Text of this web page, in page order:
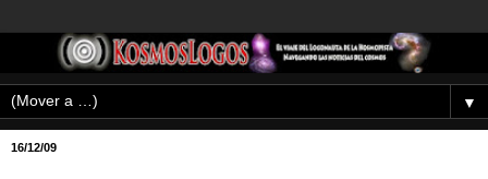
▼
16/12/09